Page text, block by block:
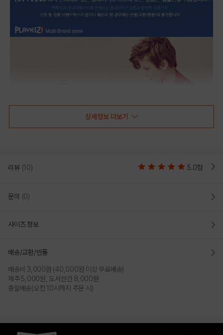
상세정보 더보기
리뷰 (10) 5.0점
문의 (0)
사이즈 정보
배송/교환/반품
배송비 3,000원 (40,000원 이상 무료배송)
제주 5,000원, 도서산간 8,000원
총알배송(오전 10시까지 주문 시)